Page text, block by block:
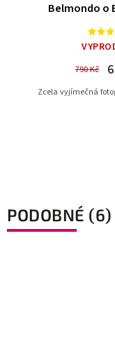
Belmondo o
790 Kč
Zcela vyjímečná
PODOBNÉ (6)